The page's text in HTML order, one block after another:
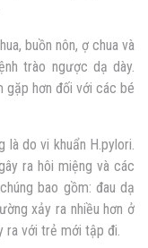
buồn nôn, ợ chua và
trào ngược dạ dày.
gặp hơn đối với các bé
là do vi khuẩn H.pylori.
ra hôi miệng và các
bao gồm: đau dạ
xảy ra nhiều hơn ở
ra với trẻ mới tập đi.